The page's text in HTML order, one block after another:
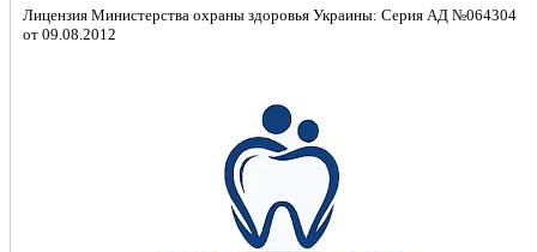
Лицензия Министерства охраны здоровья Украины: Серия АД №064304
от 09.08.2012